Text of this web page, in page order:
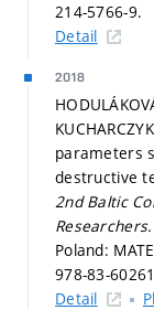
214-5766-9.
Detail
2018
parameters
destructive
2nd Baltic
Researchers.
Poland:
978-83-
Detail